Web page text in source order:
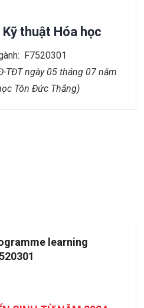
Kỹ thuật Hóa học
F7520301
TĐT ngày 05 tháng 07 năm
Tôn Đức Thắng)
learning